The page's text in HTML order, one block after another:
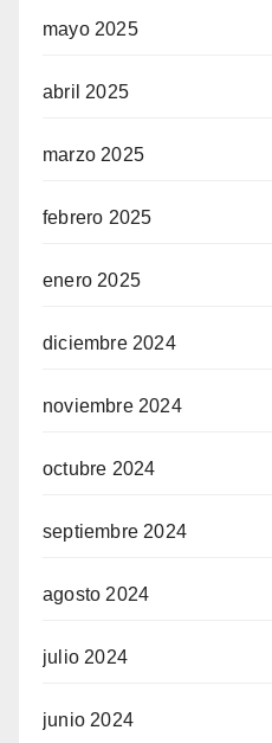
mayo 2025
abril 2025
marzo 2025
febrero 2025
enero 2025
diciembre 2024
noviembre 2024
octubre 2024
septiembre 2024
agosto 2024
julio 2024
junio 2024